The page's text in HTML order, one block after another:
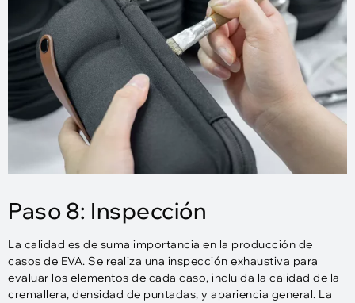
Paso 8: Inspección
La calidad es de suma importancia en la producción de
casos de EVA. Se realiza una inspección exhaustiva para
evaluar los elementos de cada caso, incluida la calidad de la
cremallera, densidad de puntadas, y apariencia general. La